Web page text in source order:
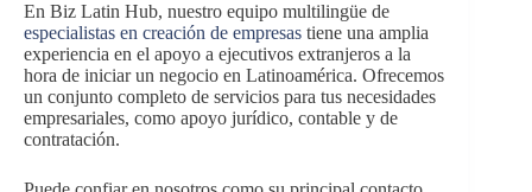
En Biz Latin Hub, nuestro equipo multilingüe de
especialistas en creación de empresas tiene una amplia
experiencia en el apoyo a ejecutivos extranjeros a la
hora de iniciar un negocio en Latinoamérica. Ofrecemos
un conjunto completo de servicios para tus necesidades
empresariales, como apoyo jurídico, contable y de
contratación.